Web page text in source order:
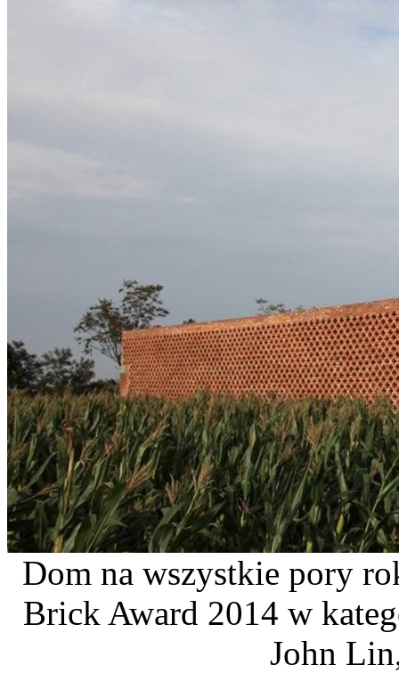
Dom na wszystkie pory
Brick Award 2014 w
John